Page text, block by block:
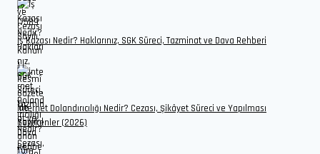
İş Kazası Nedir? Haklarınız, SGK Süreci, Tazminat ve Dava Rehberi
İnternet Dolandırıcılığı Nedir? Cezası, Şikâyet Süreci ve Yapılması
Gerekenler (2026)